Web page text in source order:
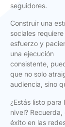
seguidores.
Construir una
sociales requiere
esfuerzo y
una ejecución
consistente,
que no solo
audiencia, sino
¿Estás listo
nivel? Recuerda,
éxito en las